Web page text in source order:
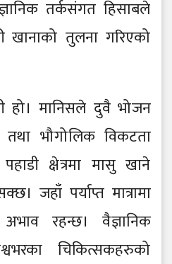
तर्कसंगत हिसाबले
खानाको तुलना गरिएको
हो । मानिसले दुवै भो जन
भौ गो लिक विकटता
क्षे त्रमा मासु खाने
जहाँ पर्याप्त मात्रामा
अभाव रहन्छ। वै ज्ञानिक
चिकित्सकहरुको